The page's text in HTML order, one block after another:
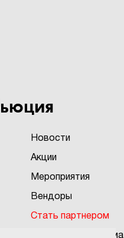
Новости
Акции
Мероприятия
Вендоры
Стать партнером
Бонусная программа